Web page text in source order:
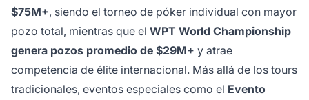
$75M+, siendo el torneo de póker individual con mayor
pozo total, mientras que el WPT World Championship
genera pozos promedio de $29M+ y atrae
competencia de élite internacional. Más allá de los tours
tradicionales, eventos especiales como el Evento